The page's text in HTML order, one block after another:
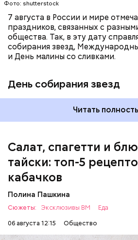
Фото: shutterstock
7 августа в России и мире
праздников, связанных с
общества. Так, в эту дату
собирания звезд,
и День малины со сливками.
День собирания звезд
Читать
Салат, спагетти и
тайски: топ-5
кабачков
Полина Пашкина
Сюжеты: Эксклюзивы ВМ
Еда
06 августа 12:15
Общество
кабачок;
петрушка;
оливковое масло;